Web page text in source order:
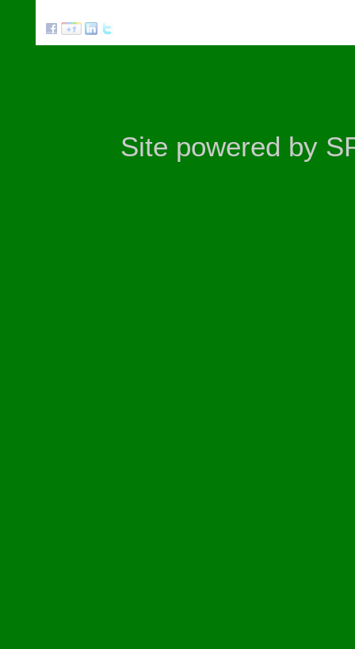
Site powered by